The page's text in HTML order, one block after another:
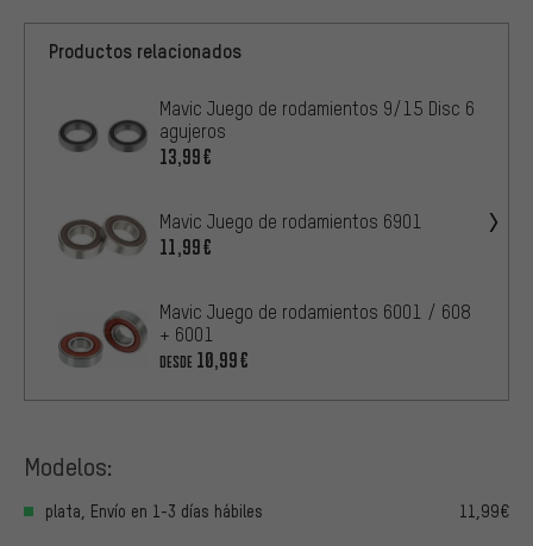
Productos relacionados
Mavic Juego de rodamientos 9/15 Disc 6
agujeros
13,99€
Mavic Juego de rodamientos 6901
11,99€
Mavic Juego de rodamientos 6001 / 608
+ 6001
DESDE 10,99€
Modelos:
plata, Envío en 1-3 días hábiles 11,99€